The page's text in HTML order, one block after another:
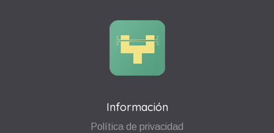
Información
Política de privacidad